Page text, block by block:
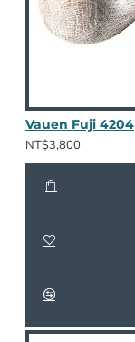
Vauen Fuji 4204
NT$3,800